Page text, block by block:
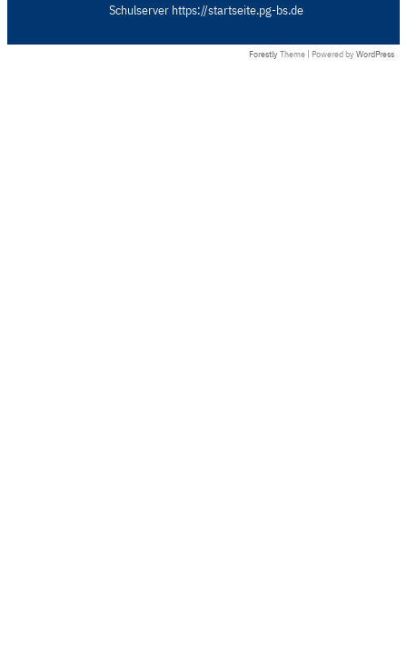
Schulserver https://startseite.pg-bs.de
Forestly Theme | Powered by WordPress